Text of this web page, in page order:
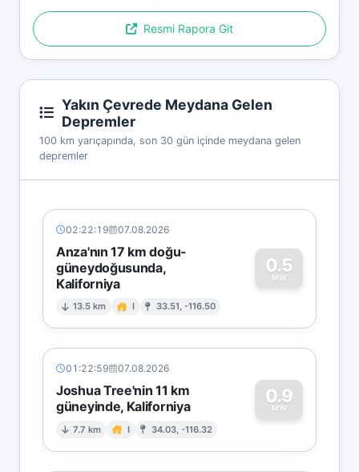
Resmi Rapora Git
Yakın Çevrede Meydana Gelen
Depremler
100 km yarıçapında, son 30 gün içinde meydana gelen
depremler
02:22:19 07.08.2026
Anza'nın 17 km doğu-
güneydoğusunda,
Kaliforniya
13.5 km I 33.51, -116.50
0.5
MW
0
01:22:59 07.08.2026
Joshua Tree'nin 11 km
güneyinde, Kaliforniya
7.7 km I 34.03, -116.32
0.9
MW
0